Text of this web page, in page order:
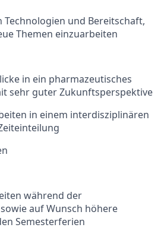
Technologien und Bereitschaft,
Themen einzuarbeiten
in ein pharmazeutisches
sehr guter Zukunftsperspektive
in einem interdisziplinären
während der
auf Wunsch höhere
Semesterferien